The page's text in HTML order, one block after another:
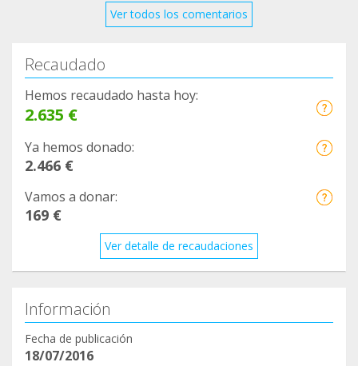
Ver todos los comentarios
Recaudado
Hemos recaudado hasta hoy:
2.635 €
Ya hemos donado:
2.466 €
Vamos a donar:
169 €
Ver detalle de recaudaciones
Información
Fecha de publicación
18/07/2016